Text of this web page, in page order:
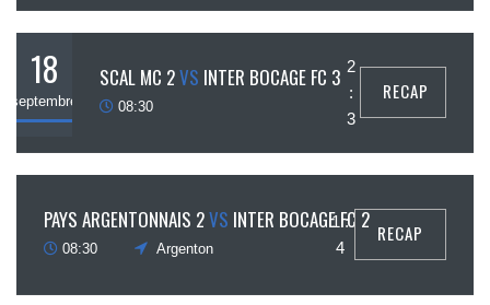
18
septembre
SCAL MC 2VS INTER BOCAGE FC 3
08:30
2
:
3
RECAP
PAYS ARGENTONNAIS 2VS INTER BOCAGE FC 2
08:30 Argenton
1 :
4
RECAP